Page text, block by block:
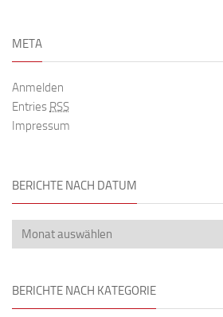
META
Anmelden
Entries RSS
Impressum
BERICHTE NACH DATUM
BERICHTE NACH KATEGORIE